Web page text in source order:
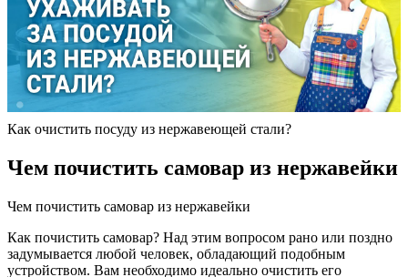
Как очистить посуду из нержавеющей стали?
Чем почистить самовар из нержавейки
Чем почистить самовар из нержавейки
Как почистить самовар? Над этим вопросом рано или поздно
задумывается любой человек, обладающий подобным
устройством. Вам необходимо идеально очистить его